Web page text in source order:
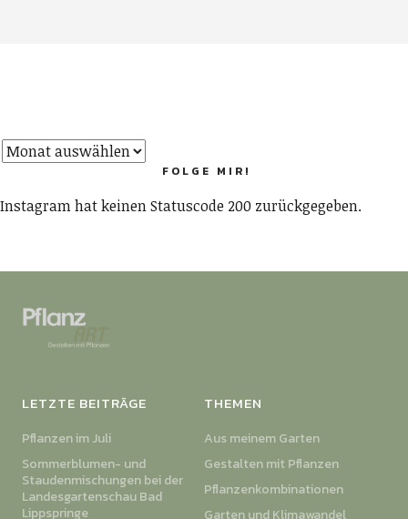
Instagram hat keinen Statuscode 200 zurückgegeben.
FOLGE MIR!
LETZTE BEITRÄGE
Pflanzen im Juli
Sommerblumen- und
Staudenmischungen bei der
Landesgartenschau Bad
Lippspringe
THEMEN
Aus meinem Garten
Gestalten mit Pflanzen
Pflanzenkombinationen
Garten und Klimawandel